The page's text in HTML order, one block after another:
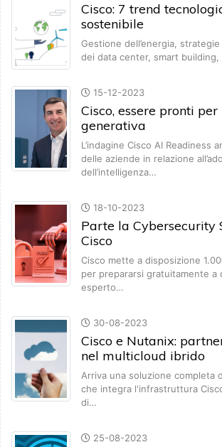
Cisco: 7 trend
sostenibile
Gestione dell’energia,
dei data center, smart
15-12-2023
Cisco, essere pronti per
generativa
L’indagine Cisco AI Readiness
delle aziende in relazione
dell’intelligenza…
18-10-2023
Parte la Cybersecurity
Cisco
Cisco mette a disposizione
per prepararsi gratuitamente a
esperto…
30-08-2023
Cisco e Nutanix:
nel multicloud ibrido
Arriva una soluzione completa
che integra l'infrastruttura
di…
25-08-2023